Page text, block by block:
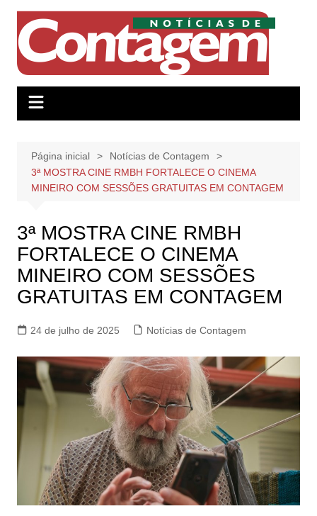
conteúdo
Página inicial
Notícias de Contagem
3ª MOSTRA CINE RMBH FORTALECE O CINEMA
MINEIRO COM SESSÕES GRATUITAS EM CONTAGEM
3ª MOSTRA CINE RMBH
FORTALECE O CINEMA
MINEIRO COM SESSÕES
GRATUITAS EM CONTAGEM
24 de julho de 2025 Notícias de Contagem